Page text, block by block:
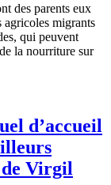
des parents eux
agricoles migrants
qui peuvent
la nourriture sur
d’accueil
Virgil